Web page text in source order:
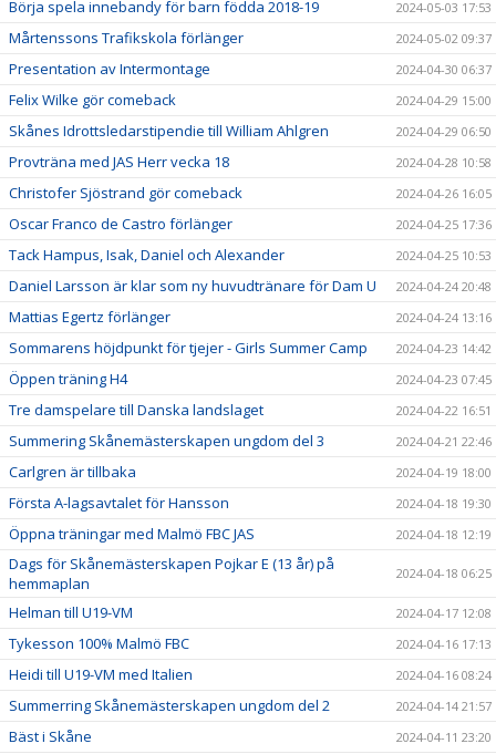
Börja spela innebandy för barn födda 2018-19 2024-05-03 17:53
Mårtenssons Trafikskola förlänger 2024-05-02 09:37
Presentation av Intermontage 2024-04-30 06:37
Felix Wilke gör comeback 2024-04-29 15:00
Skånes Idrottsledarstipendie till William Ahlgren 2024-04-29 06:50
Provträna med JAS Herr vecka 18 2024-04-28 10:58
Christofer Sjöstrand gör comeback 2024-04-26 16:05
Oscar Franco de Castro förlänger 2024-04-25 17:36
Tack Hampus, Isak, Daniel och Alexander 2024-04-25 10:53
Daniel Larsson är klar som ny huvudtränare för Dam U 2024-04-24 20:48
Mattias Egertz förlänger 2024-04-24 13:16
Sommarens höjdpunkt för tjejer - Girls Summer Camp 2024-04-23 14:42
Öppen träning H4 2024-04-23 07:45
Tre damspelare till Danska landslaget 2024-04-22 16:51
Summering Skånemästerskapen ungdom del 3 2024-04-21 22:46
Carlgren är tillbaka 2024-04-19 18:00
Första A-lagsavtalet för Hansson 2024-04-18 19:30
Öppna träningar med Malmö FBC JAS 2024-04-18 12:19
Dags för Skånemästerskapen Pojkar E (13 år) på
hemmaplan
2024-04-18 06:25
Helman till U19-VM 2024-04-17 12:08
Tykesson 100% Malmö FBC 2024-04-16 17:13
Heidi till U19-VM med Italien 2024-04-16 08:24
Summerring Skånemästerskapen ungdom del 2 2024-04-14 21:57
Bäst i Skåne 2024-04-11 23:20